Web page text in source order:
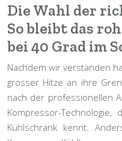
Die Wahl der
So bleibt das
bei 40 Grad im
Nachdem wir verstanden
grosser Hitze an ihre
nach der professionellen
Kompressor-Technologie,
Kühlschrank kennt.